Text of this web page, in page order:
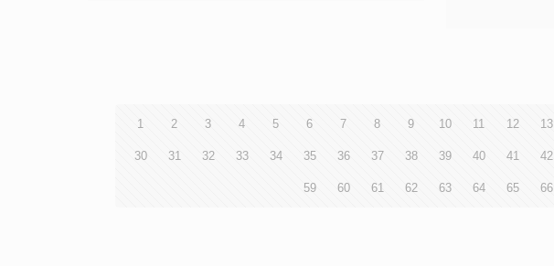
1 2 3 4 5 6 7 8 9 10 11 12 13
30 31 32 33 34 35 36 37 38 39 40 41 42
59 60 61 62 63 64 65 66